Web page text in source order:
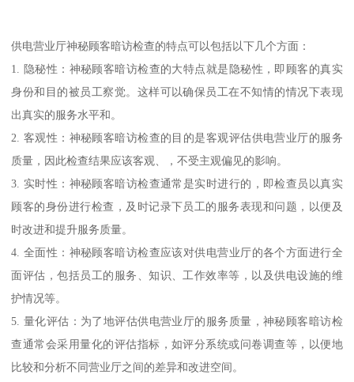
供电营业厅神秘顾客暗访检查的特点可以包括以下几个方面：
1. 隐秘性：神秘顾客暗访检查的大特点就是隐秘性，即顾客的真实
身份和目的被员工察觉。这样可以确保员工在不知情的情况下表现
出真实的服务水平和。
2. 客观性：神秘顾客暗访检查的目的是客观评估供电营业厅的服务
质量，因此检查结果应该客观、，不受主观偏见的影响。
3. 实时性：神秘顾客暗访检查通常是实时进行的，即检查员以真实
顾客的身份进行检查，及时记录下员工的服务表现和问题，以便及
时改进和提升服务质量。
4. 全面性：神秘顾客暗访检查应该对供电营业厅的各个方面进行全
面评估，包括员工的服务、知识、工作效率等，以及供电设施的维
护情况等。
5. 量化评估：为了地评估供电营业厅的服务质量，神秘顾客暗访检
查通常会采用量化的评估指标，如评分系统或问卷调查等，以便地
比较和分析不同营业厅之间的差异和改进空间。